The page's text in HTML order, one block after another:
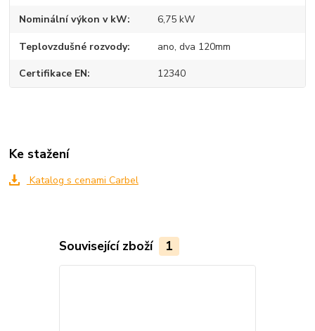
Nominální výkon v kW 6,75 kW
Teplovzdušné rozvody ano, dva 120mm
Certifikace EN 12340
Ke stažení
Katalog s cenami Carbel
Související zboží 1